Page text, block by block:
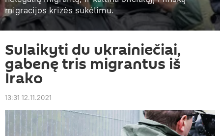
migracijos krizės sukėlimu.
Sulaikyti du ukrainiečiai,
gabenę tris migrantus iš
Irako
13:31 12.11.2021